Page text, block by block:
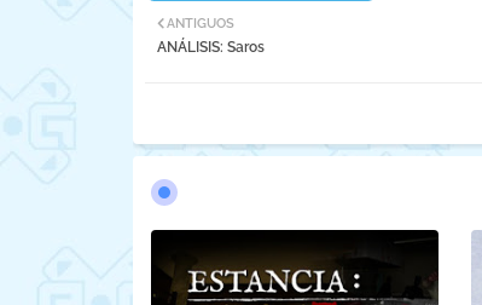
ANTIGUOS
ANÁLISIS: Saros